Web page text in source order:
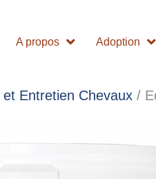
A propos Adoption
et Entretien Chevaux /